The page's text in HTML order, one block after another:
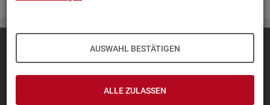
AUSWAHL BESTÄTIGEN
ALLE ZULASSEN
TOP-PRO­DUK­TE
IN­TER­AK­TI­VE STA­TIS­TI­KEN